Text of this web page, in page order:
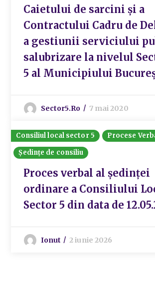
Caietului de sarcini și a
Contractului Cadru de
a gestiunii serviciului
salubrizare la nivelul
5 al Municipiului
Sector5.ro 7 mai 2020
Consiliul local sector 5
Procese
Ședințe de consiliu
Proces verbal al ședinței
ordinare a Consiliului
Sector 5 din data de
Ionut 2 iunie 2026